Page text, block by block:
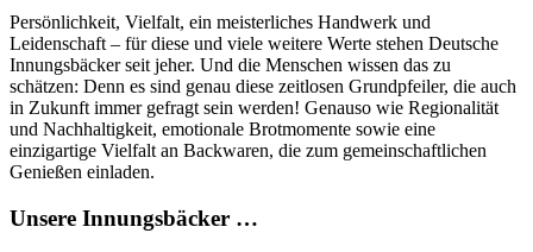
Persönlichkeit, Vielfalt, ein meisterliches Handwerk und
Leidenschaft – für diese und viele weitere Werte stehen Deutsche
Innungsbäcker seit jeher. Und die Menschen wissen das zu
schätzen: Denn es sind genau diese zeitlosen Grundpfeiler, die auch
in Zukunft immer gefragt sein werden! Genauso wie Regionalität
und Nachhaltigkeit, emotionale Brotmomente sowie eine
einzigartige Vielfalt an Backwaren, die zum gemeinschaftlichen
Genießen einladen.
Unsere Innungsbäcker …